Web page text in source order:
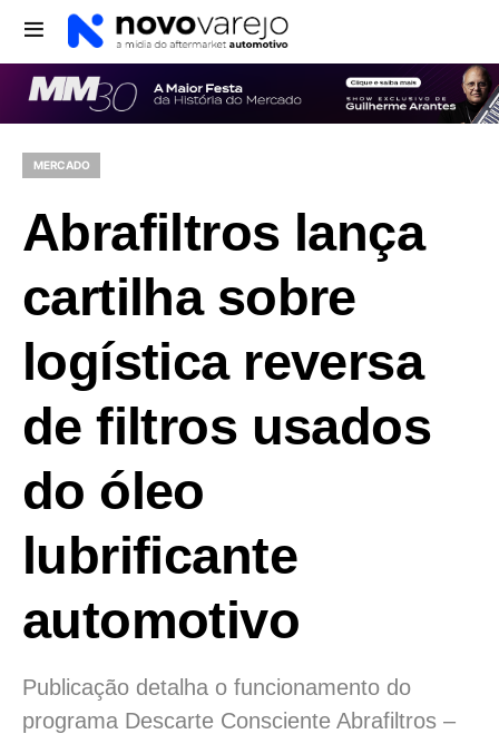
MERCADO
Abrafiltros lança
cartilha sobre
logística reversa
de filtros usados
do óleo
lubrificante
automotivo
Publicação detalha o funcionamento do
programa Descarte Consciente Abrafiltros –